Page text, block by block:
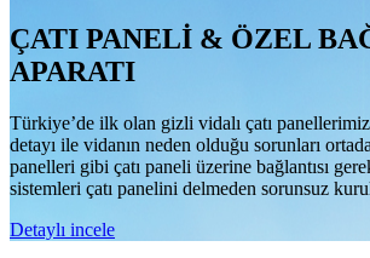
ÇATI PANELİ & ÖZEL
APARATI
Türkiye’de ilk olan gizli vidalı çatı
detayı ile vidanın neden olduğu sorunları
panelleri gibi çatı paneli üzerine bağlantısı
sistemleri çatı panelini delmeden sorunsuz
Detaylı incele